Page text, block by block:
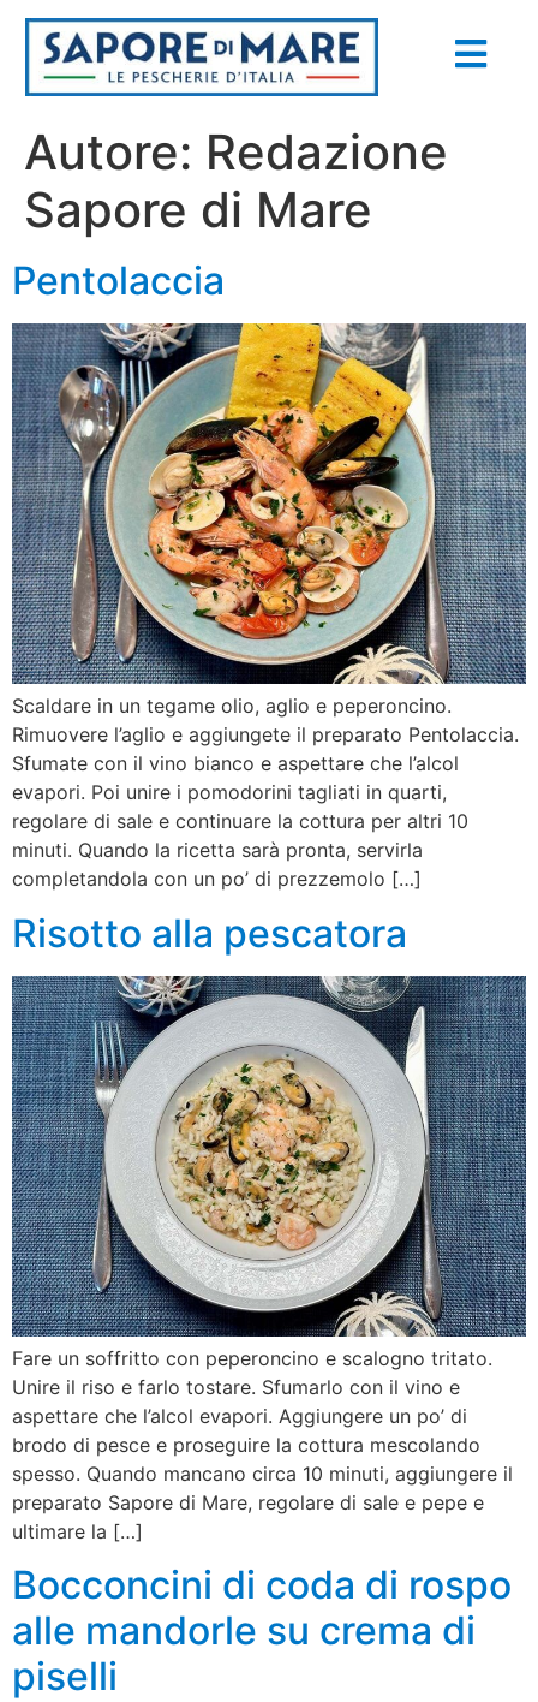
Autore: Redazione
Sapore di Mare
Pentolaccia
Scaldare in un tegame olio, aglio e peperoncino.
Rimuovere l’aglio e aggiungete il preparato Pentolaccia.
Sfumate con il vino bianco e aspettare che l’alcol
evapori. Poi unire i pomodorini tagliati in quarti,
regolare di sale e continuare la cottura per altri 10
minuti. Quando la ricetta sarà pronta, servirla
completandola con un po’ di prezzemolo […]
Risotto alla pescatora
Fare un soffritto con peperoncino e scalogno tritato.
Unire il riso e farlo tostare. Sfumarlo con il vino e
aspettare che l’alcol evapori. Aggiungere un po’ di
brodo di pesce e proseguire la cottura mescolando
spesso. Quando mancano circa 10 minuti, aggiungere il
preparato Sapore di Mare, regolare di sale e pepe e
ultimare la […]
Bocconcini di coda di rospo
alle mandorle su crema di
piselli